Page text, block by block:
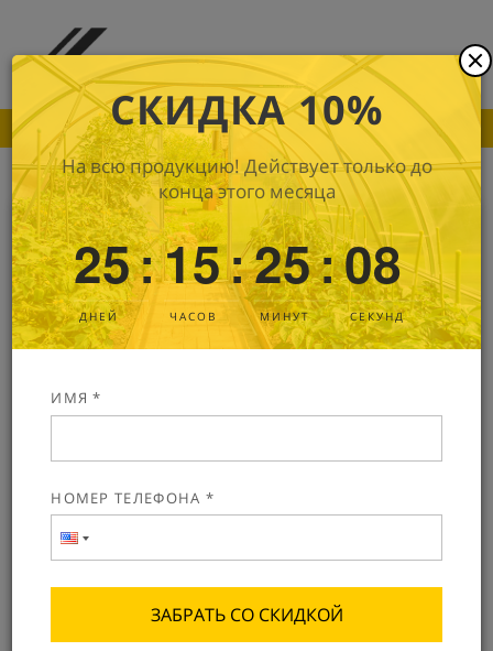
ПОКА ДРУГИЕ ПРОИЗВОДИТЕЛИ
Сотовый поликарбонат Kin-premium
6 мм
В наличии Артикул: 588
Сотовый поликарбонат KIN PREMIUM – продукция
СКИДКА 10%
На всю продукцию! Действует только до
конца этого месяца
25:
ДНЕЙ
15:
ЧАСОВ
25:
МИНУТ
07
СЕКУНД
ИМЯ *
НОМЕР ТЕЛЕФОНА *
ЗАБРАТЬ СО СКИДКОЙ